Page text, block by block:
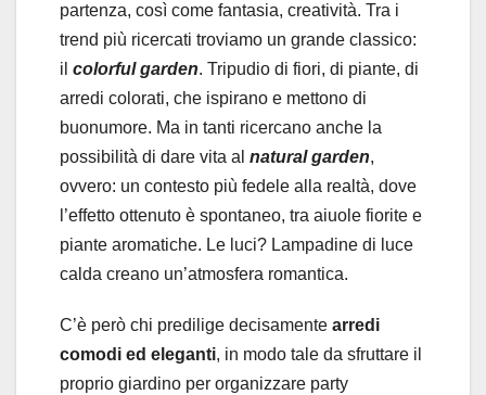
partenza, così come fantasia, creatività. Tra i
trend più ricercati troviamo un grande classico:
il colorful garden. Tripudio di fiori, di piante, di
arredi colorati, che ispirano e mettono di
buonumore. Ma in tanti ricercano anche la
possibilità di dare vita al natural garden,
ovvero: un contesto più fedele alla realtà, dove
l’effetto ottenuto è spontaneo, tra aiuole fiorite e
piante aromatiche. Le luci? Lampadine di luce
calda creano un’atmosfera romantica.
C’è però chi predilige decisamente arredi
comodi ed eleganti, in modo tale da sfruttare il
proprio giardino per organizzare party